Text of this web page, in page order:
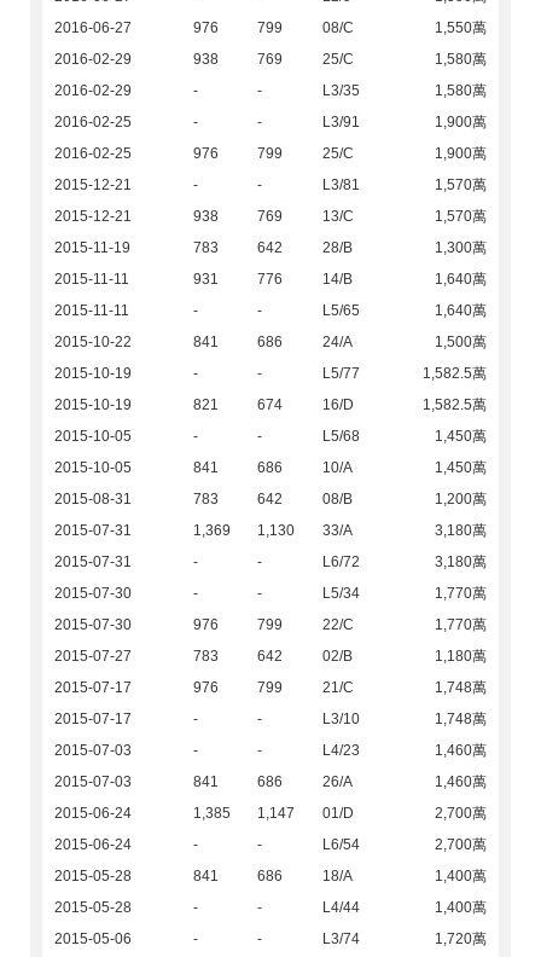
2016-06-27
976 799 08/C
1,550萬
2016-02-29
938 769 25/C
1,580萬
2016-02-29
- - L3/35
1,580萬
2016-02-25
- - L3/91
1,900萬
2016-02-25
976 799 25/C
1,900萬
2015-12-21
- - L3/81
1,570萬
2015-12-21
938 769 13/C
1,570萬
2015-11-19
783 642 28/B
1,300萬
2015-11-11
931 776 14/B
1,640萬
2015-11-11
- - L5/65
1,640萬
2015-10-22
841 686 24/A
1,500萬
2015-10-19
- - L5/77
1,582.5萬
2015-10-19
821 674 16/D
1,582.5萬
2015-10-05
- - L5/68
1,450萬
2015-10-05
841 686 10/A
1,450萬
2015-08-31
783 642 08/B
1,200萬
2015-07-31
1,369 1,130 33/A
3,180萬
2015-07-31
- - L6/72
3,180萬
2015-07-30
- - L5/34
1,770萬
2015-07-30
976 799 22/C
1,770萬
2015-07-27
783 642 02/B
1,180萬
2015-07-17
976 799 21/C
1,748萬
2015-07-17
- - L3/10
1,748萬
2015-07-03
- - L4/23
1,460萬
2015-07-03
841 686 26/A
1,460萬
2015-06-24
1,385 1,147 01/D
2,700萬
2015-06-24
- - L6/54
2,700萬
2015-05-28
841 686 18/A
1,400萬
2015-05-28
- - L4/44
1,400萬
2015-05-06
- - L3/74
1,720萬